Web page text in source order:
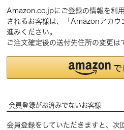
Amazon.co.jpにご登録の情報を利
されるお客様は、「Amazonアカウ
進みください。
ご注文確定後の送付先住所の変更は
会員登録がお済みでないお客様
会員登録をしていただきますと、次